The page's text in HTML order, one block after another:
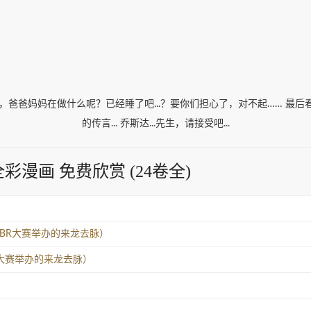
爸妈妈在做什么呢？已经睡了吧...？要你们担心了，对不起…… 最后
的传言... 乔斯达...先生，请接受吧...
彩漫画 免费欣赏 (24卷全)
大赛举办的来龙去脉）
举办的来龙去脉）